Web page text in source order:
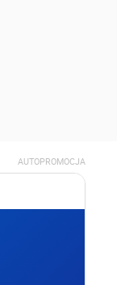
AUTOPROMOCJA